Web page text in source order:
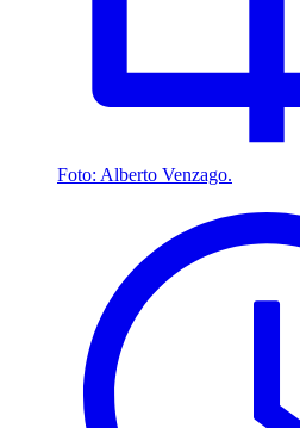
Foto: Alberto Venzago.